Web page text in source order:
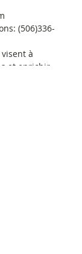
(506)336-
à
et enrichir